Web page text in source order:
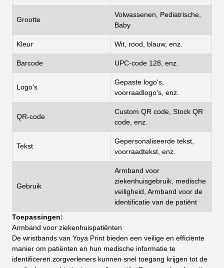
Grootte
Volwassenen, Pediatrische,
Baby
Kleur Wit, rood, blauw, enz.
Barcode UPC-code 128, enz.
Logo's
Gepaste logo's,
voorraadlogo's, enz.
QR-code
Custom QR code, Stock QR
code, enz.
Tekst
Gepersonaliseerde tekst,
voorraadtekst, enz.
Gebruik
Armband voor
ziekenhuisgebruik, medische
veiligheid, Armband voor de
identificatie van de patiënt
Toepassingen:
Armband voor ziekenhuispatiënten
De wristbands van Yoya Print bieden een veilige en efficiënte
manier om patiënten en hun medische informatie te
identificeren.zorgverleners kunnen snel toegang krijgen tot de